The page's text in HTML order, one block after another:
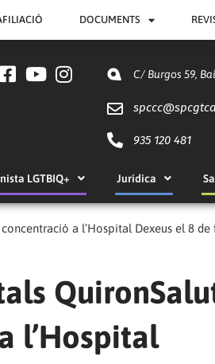
DOCUMENTS
C/ Burgos 59,
spccc@
935 120 481
LGTBIQ+ Jurídica
a l’Hospital Dexeus el 8 de
l’Hospital